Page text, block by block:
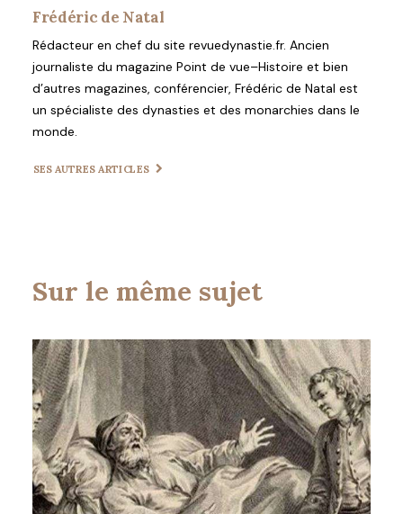
Frédéric de Natal
Rédacteur en chef du site revuedynastie.fr. Ancien
journaliste du magazine Point de vue–Histoire et bien
d’autres magazines, conférencier, Frédéric de Natal est
un spécialiste des dynasties et des monarchies dans le
monde.
SES AUTRES ARTICLES
Sur le même sujet